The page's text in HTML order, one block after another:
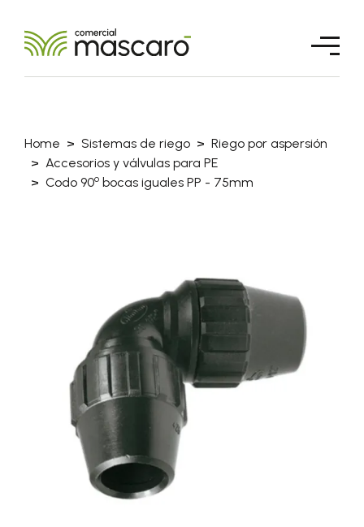
Home Sistemas de riego
Riego por aspersión
Accesorios y válvulas para PE
Codo 90o bocas iguales PP - 75mm